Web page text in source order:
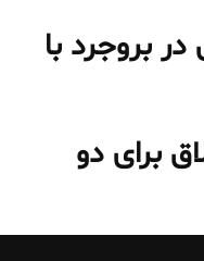
بروجرد با
برای دو